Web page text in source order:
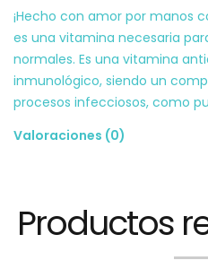
¡Hecho con amor por manos
es una vitamina necesaria
normales. Es una vitamina
inmunológico, siendo un
procesos infecciosos, como
Valoraciones (0)
Productos